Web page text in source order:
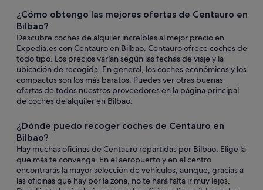
¿Cómo obtengo las mejores ofertas de Centauro en
Bilbao?
Descubre coches de alquiler increíbles al mejor precio en
Expedia.es con Centauro en Bilbao. Centauro ofrece coches de
todo tipo. Los precios varían según las fechas de viaje y la
ubicación de recogida. En general, los coches económicos y los
compactos son los más baratos. Puedes ver otras buenas
ofertas de todos nuestros proveedores en la página principal
de coches de alquiler en Bilbao.
¿Dónde puedo recoger coches de Centauro en
Bilbao?
Hay muchas oficinas de Centauro repartidas por Bilbao. Elige la
que más te convenga. En el aeropuerto y en el centro
encontrarás la mayor selección de vehículos, aunque, gracias a
las oficinas que hay por la zona, no te hará falta ir muy lejos.